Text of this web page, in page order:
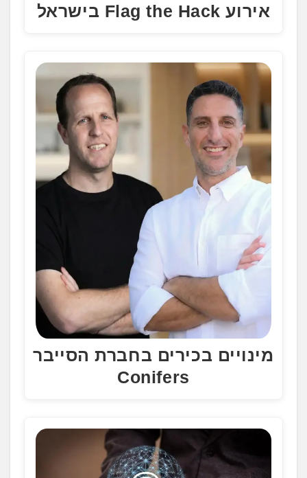
אירוע Flag the Hack בישראל
מינויים בכירים בחברת הסייבר
Conifers